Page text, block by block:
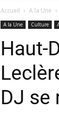
Accueil A la Une
A la Une Culture
Haut-
DJ se